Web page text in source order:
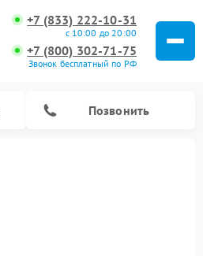
+7 (833) 222-10-31
с 10:00 до 20:00
+7 (800) 302-71-75
Звонок бесплатный по РФ
Позвонить